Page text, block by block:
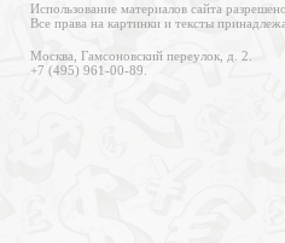
Использование материалов сайта
Все права на картинки и тексты
Москва, Гамсоновский переулок, д. 2.
+7 (495) 961-00-89.